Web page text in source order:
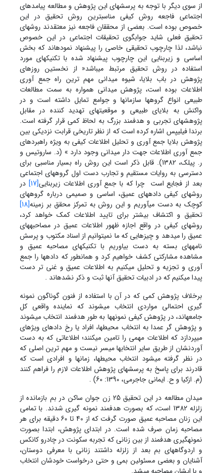
از سوی دیگر با توجه به پرسش‏های این پژوهش و مطالعه پیامدهای
اجتماعی فاجعه روش کیفی مناسبترین روش تحقیق در این
خصوص بوده است. بعضی از محققان فاجعه نیز معتقدند روش‏های
تحقیق فعلی شاید جوابگوی تحقیقات اجتماعی در این خصوص
نباشد، لذا چارچوب تحقیقی خاصی را پیشنهاد نموده‏اند که بخش
اساسی و زیربنایی این چارچوب پیشنهاد شده با تکنیک‏های مورد
استفاده در روش تحقیق مرتبط می‏باشد« از نخستین روزهای
پژوهش در باب بلایا، شیوه میدانی مهم ترین راه جمع آوری
اطلاعات بوده است، پژوهش میدانی همواره به سمت مطالعات
طبیعی انواع گروهها سازمان‏ها و جوامع تمایل داشته است و در
واکنش به بلایای طبیعی و موقعیت‏های تهدید کننده در مقابل
پژوهش‏های تجربی و هدف‏مند بزرگ به لحاظ کمی قرار گرفته است.
برندا فیلیپس اشاره کرده است که از نظر تاریخی قرابت نزدیکی بین
پژوهش بلایا جمع آوری و تحلیل اطلاعات کیفی به ویژه راهبردهای
جمع آوری اطلاعات جهت دار میدانی وجود دارد » (د. ساروتیس و
ر. پیلک، 1382). قابل ذکر است این روش راه بسیار مناسبی برای
دسترسی به روایات مستقیم و تجارب دست اول گروههای اجتماعی
بعد از فجایع است چرا که با جمع آوری اطلاعات زیربنایی[17]
در
روشهای کیفی داده‏های عمیق، اساسی و صمیمی درباره گروههای
کوچک به دست می‏آوریم و این روش به تمرکز محقق بر زمینه[18]
تحقیق و اکتشاف بیشتر برای تایید اطلاعات کمک خواهد کرد،
روشهای کیفی در واقع اجازه ظهور اطلاعات عمیق در مصاحبه‏های
عمیق را می‏دهد و چیزهایی که ما نمی‏توانیم از اسناد مکتوب و پرسش
نامه‏های بسته به دست بیاوریم با تکنیک‏های مصاحبه عمیق و
مشاهده مشارکتی کشف خواهیم کرد و همانطور که داده‏ها را جمع
آوری و تجزیه و تحلیل می‏کنیم به اطلاعات عمیق و غنی تر دست
پیدا می‏کنیم که در ادبیات تحقیق آن‏ها ثبت و ذکر نشده‏اند .
برخلاف پژوهش کمی که در آن با استفاده از فنون گوناگون نمونه
گیری احتمالی مواردی انتخاب می‏شوند که نماینده واقعی کل
جامعه‏اند، در پژوهش کیفی نمونه‏ها به طور هدفمند انتخاب می‏شوند
و پژوهش گر عمدا به انتخاب محیط‏ها، افراد یا رخ دادهای ویژه‏ای
می‏پردازد که اطلاعات مهمی را تامین می‏کنند؛ اطلاعاتی که به دست
آوردنشان از طریق سایر انتخاب‏ها میسر نیست و مهم ترین اصلی که
در نظر گرفته می‏شود انتخاب محیط‏ها، زمان‏ها و افرادی است که
قادرند برای پاسخ به پرسش‏های پژوهش اطلاعات لازم را فراهم کنند
(م. ازکیا و ح. ایمانی جاجرمی، 1390: 60) .
میدان مطالعه در این تحقیق 25 زن جوان ساکن در بم بازمانده از
زلزله 1382 است، که بصورت هدفمند نمونه گیری شدند. با تمامی
این زنان مصاحبه عمیق صورت گرفت که از 40 تا 60 دقیقه برای هر
مصاحبه زمان صرف شده است. در ابتدای پژوهش، ابتدا بصورت
نمونه‏گیری هدف‏مند از بین زنانی که تجربه سکونت در چادرو کانکس
و اردوگاههای بم بعد از زلزله داشتند زنانی با معرفی دوستان،
آشنایان و بعضی مسئولین بمی و حتی درخواست خودشان انتخاب